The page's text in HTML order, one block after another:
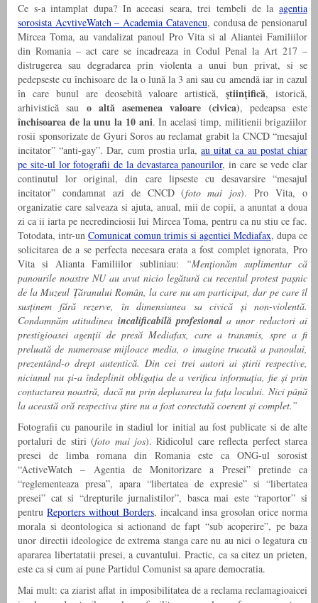
Ce s-a intamplat dupa? In aceeasi seara, trei tembeli de la agentia
sorosista AcvtiveWatch – Academia Catavencu, condusa de pensionarul
Mircea Toma, au vandalizat panoul Pro Vita si al Aliantei Familiilor
din Romania – act care se incadreaza in Codul Penal la Art 217 –
distrugerea sau degradarea prin violenta a unui bun privat, si se
pedepseste cu închisoare de la o lună la 3 ani sau cu amendă iar in cazul
în care bunul are deosebită valoare artistică,ştiinţifică, istorică,
arhivistică sau o altă asemenea valoare (civica), pedeapsa este
închisoarea de la unu la 10 ani. In acelasi timp, militienii brigaziilor
rosii sponsorizate de Gyuri Soros au reclamat grabit la CNCD “mesajul
incitator” “anti-gay”. Dar, cum prostia urla,au uitat ca au postat chiar
pe site-ul lor fotografii de la devastarea panourilor, in care se vede clar
continutul lor original, din care lipseste cu desavarsire “mesajul
incitator” condamnat azi de CNCD (foto mai jos). Pro Vita, o
organizatie care salveaza si ajuta, anual, mii de copii, a anuntat a doua
zi ca ii iarta pe necredinciosii lui Mircea Toma, pentru ca nu stiu ce fac.
Totodata, intr-un Comunicat comun trimis si agentiei Mediafax, dupa ce
solicitarea de a se perfecta necesara erata a fost complet ignorata, Pro
Vita si Alianta Familiilor subliniau:
“Menționăm suplimentar că
panourile noastre NU au avut nicio legătură cu recentul protest pașnic
de la Muzeul Țăranului Român, la care nu am participat, dar pe care îl
susținem fără rezerve, în dimensiunea sa civică și non-violentă.
Condamnăm atitudinea incalificabilă profesionala unor redactori ai
prestigioasei agenții de presă Mediafax, care a transmis, spre a fi
preluată de numeroase mijloace media, o imagine trucată a panoului,
prezentând-o drept autentică. Din cei trei autori ai știrii respective,
niciunul nu și-a îndeplinit obligația de a verifica informația, fie și prin
contactarea noastră, dacă nu prin deplasarea la fața locului. Nici până
la această oră respectiva știre nu a fost corectată coerent și complet.”
Fotografii cu panourile in stadiul lor initial au fost publicate si de alte
portaluri de stiri (foto mai jos). Ridicolul care reflecta perfect starea
presei de limba romana din Romania este ca ONG-ul sorosist
“ActiveWatch – Agentia de Monitorizare a Presei” pretinde ca
“reglementeaza presa”, apara “libertatea de expresie” si “libertatea
presei” cat si “drepturile jurnalistilor”, basca mai este “raportor” si
pentru Reporters without Borders, incalcand insa grosolan orice norma
morala si deontologica si actionand de fapt “sub acoperire”, pe baza
unor directii ideologice de extrema stanga care nu au nici o legatura cu
apararea libertatatii presei, a cuvantului. Practic, ca sa citez un prieten,
este ca si cum ai pune Partidul Comunist sa apare democratia.
Mai mult: ca ziarist aflat in imposibilitatea de a reclama reclamagioaicei